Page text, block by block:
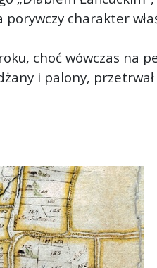
charakter
choć wówczas na
i palony,